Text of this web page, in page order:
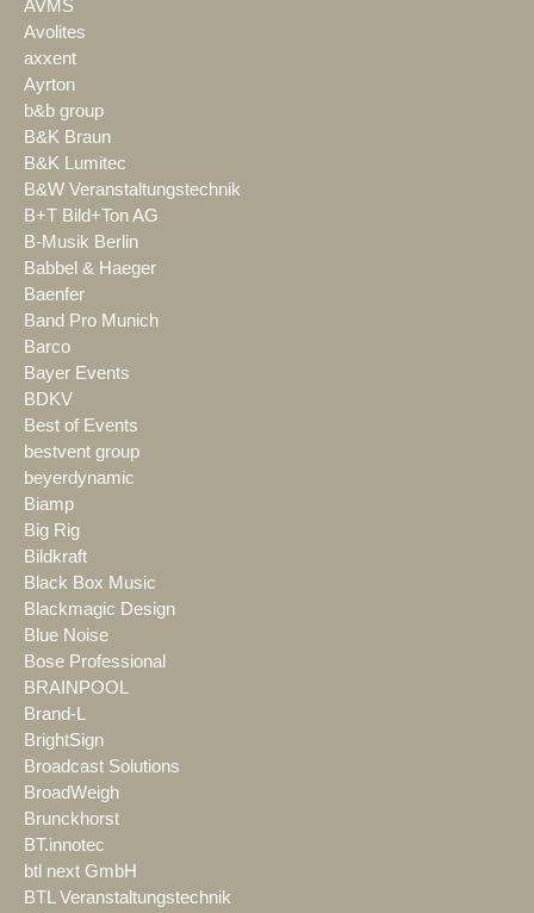
AVMS
Avolites
axxent
Ayrton
b&b group
B&K Braun
B&K Lumitec
B&W Veranstaltungstechnik
B+T Bild+Ton AG
B-Musik Berlin
Babbel & Haeger
Baenfer
Band Pro Munich
Barco
Bayer Events
BDKV
Best of Events
bestvent group
beyerdynamic
Biamp
Big Rig
Bildkraft
Black Box Music
Blackmagic Design
Blue Noise
Bose Professional
BRAINPOOL
Brand-L
BrightSign
Broadcast Solutions
BroadWeigh
Brunckhorst
BT.innotec
btl next GmbH
BTL Veranstaltungstechnik